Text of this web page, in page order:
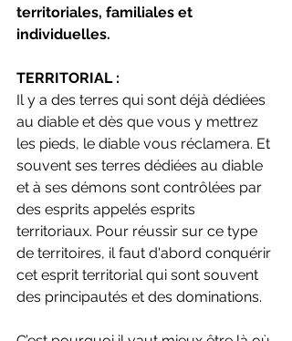
territoriales, familiales et
individuelles.
TERRITORIAL :
Il y a des terres qui sont déjà dédiées
au diable et dès que vous y mettrez
les pieds, le diable vous réclamera. Et
souvent ses terres dédiées au diable
et à ses démons sont contrôlées par
des esprits appelés esprits
territoriaux. Pour réussir sur ce type
de territoires, il faut d'abord conquérir
cet esprit territorial qui sont souvent
des principautés et des dominations.